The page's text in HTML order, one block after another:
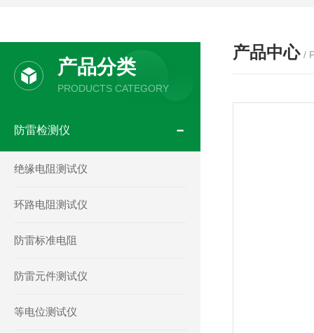
产品分类
PRODUCTS CATEGORY
防雷检测仪
绝缘电阻测试仪
环路电阻测试仪
防雷标准电阻
防雷元件测试仪
等电位测试仪
产品中心 /